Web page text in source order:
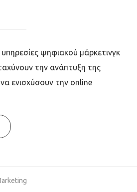
ψηφιακού μάρκετινγκ
την ανάπτυξη της
να ενισχύσουν την online